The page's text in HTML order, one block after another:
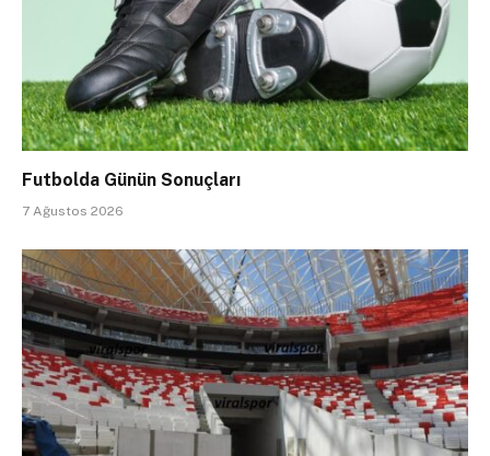
Futbolda Günün Sonuçları
7 Ağustos 2026